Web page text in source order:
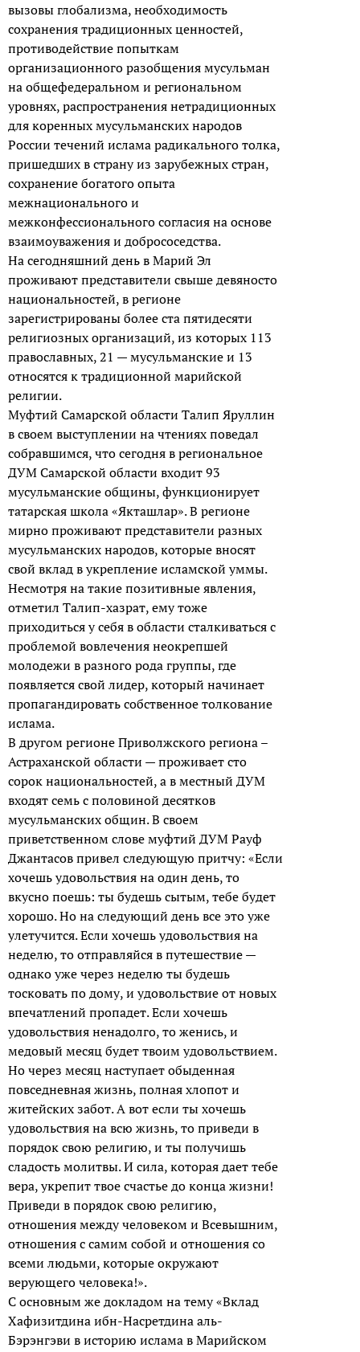
вызовы глобализма, необходимость
сохранения традиционных ценностей,
противодействие попыткам
организационного разобщения мусульман
на общефедеральном и региональном
уровнях, распространения нетрадиционных
для коренных мусульманских народов
России течений ислама радикального толка,
пришедших в страну из зарубежных стран,
сохранение богатого опыта
межнационального и
межконфессионального согласия на основе
взаимоуважения и добрососедства.
На сегодняшний день в Марий Эл
проживают представители свыше девяносто
национальностей, в регионе
зарегистрированы более ста пятидесяти
религиозных организаций, из которых 113
православных, 21 — мусульманские и 13
относятся к традиционной марийской
религии.
Муфтий Самарской области Талип Яруллин
в своем выступлении на чтениях поведал
собравшимся, что сегодня в региональное
ДУМ Самарской области входит 93
мусульманские общины, функционирует
татарская школа «Якташлар». В регионе
мирно проживают представители разных
мусульманских народов, которые вносят
свой вклад в укрепление исламской уммы.
Несмотря на такие позитивные явления,
отметил Талип-хазрат, ему тоже
приходиться у себя в области сталкиваться с
проблемой вовлечения неокрепшей
молодежи в разного рода группы, где
появляется свой лидер, который начинает
пропагандировать собственное толкование
ислама.
В другом регионе Приволжского региона –
Астраханской области — проживает сто
сорок национальностей, а в местный ДУМ
входят семь с половиной десятков
мусульманских общин. В своем
приветственном слове муфтий ДУМ Рауф
Джантасов привел следующую притчу: «Если
хочешь удовольствия на один день, то
вкусно поешь: ты будешь сытым, тебе будет
хорошо. Но на следующий день все это уже
улетучится. Если хочешь удовольствия на
неделю, то отправляйся в путешествие —
однако уже через неделю ты будешь
тосковать по дому, и удовольствие от новых
впечатлений пропадет. Если хочешь
удовольствия ненадолго, то женись, и
медовый месяц будет твоим удовольствием.
Но через месяц наступает обыденная
повседневная жизнь, полная хлопот и
житейских забот. А вот если ты хочешь
удовольствия на всю жизнь, то приведи в
порядок свою религию, и ты получишь
сладость молитвы. И сила, которая дает тебе
вера, укрепит твое счастье до конца жизни!
Приведи в порядок свою религию,
отношения между человеком и Всевышним,
отношения с самим собой и отношения со
всеми людьми, которые окружают
верующего человека!».
С основным же докладом на тему «Вклад
Хафизитдина ибн-Насретдина аль-
Бэрэнгэви в историю ислама в Марийском